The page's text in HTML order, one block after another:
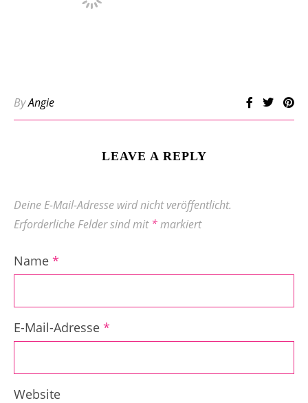
ByAngie
LEAVE A REPLY
Deine E-Mail-Adresse wird nicht veröffentlicht.
Erforderliche Felder sind mit*markiert
Name *
E-Mail-Adresse *
Website